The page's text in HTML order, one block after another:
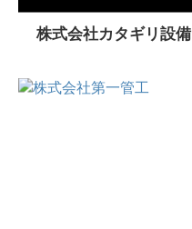
株式会社カタギリ設備